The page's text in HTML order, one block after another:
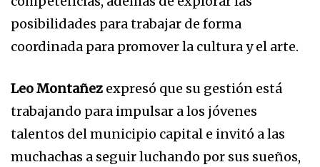
posibilidades para trabajar de forma
coordinada para promover la cultura y el arte.
Leo Montañez expresó que su gestión está
trabajando para impulsar a los jóvenes
talentos del municipio capital e invitó a las
muchachas a seguir luchando por sus sueños,